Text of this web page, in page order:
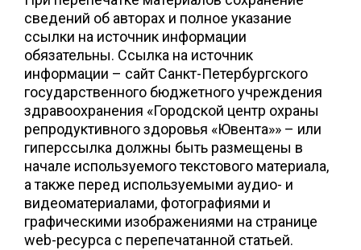
сведений об авторах и полное указание
ссылки на источник информации
обязательны. Ссылка на источник
информации – сайт Санкт-Петербургского
государственного бюджетного учреждения
здравоохранения «Городской центр охраны
репродуктивного здоровья «Ювента»» – или
гиперссылка должны быть размещены в
начале используемого текстового материала,
а также перед используемыми аудио- и
видеоматериалами, фотографиями и
графическими изображениями на странице
web-ресурса с перепечатанной статьей.